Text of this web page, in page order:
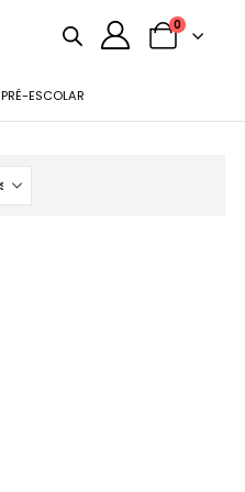
0
PRÉ-ESCOLAR